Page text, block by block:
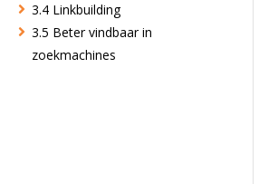
3.4 Linkbuilding
3.5 Beter vindbaar in
zoekmachines